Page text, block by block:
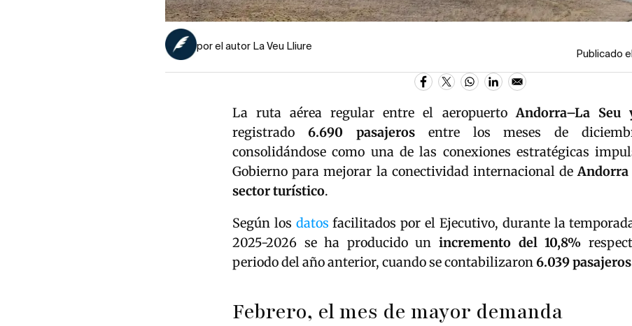
por el autor La Veu Lliure
Publicado
La ruta aérea regular entre el aeropuertoAndorra–La
registrado 6.690 pasajerosentre los meses de
consolidándose como una de las conexiones estratégicas
Gobierno para mejorar la conectividad internacional deAndorra
sector turístico.
Según los datos facilitados por el Ejecutivo, durante la
2025-2026 se ha producido un incremento del 10,8%
periodo del año anterior, cuando se contabilizaron6.039
Febrero, el mes de mayor demanda